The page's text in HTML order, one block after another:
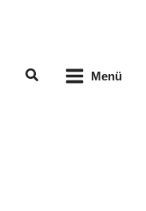
Suchen Menü